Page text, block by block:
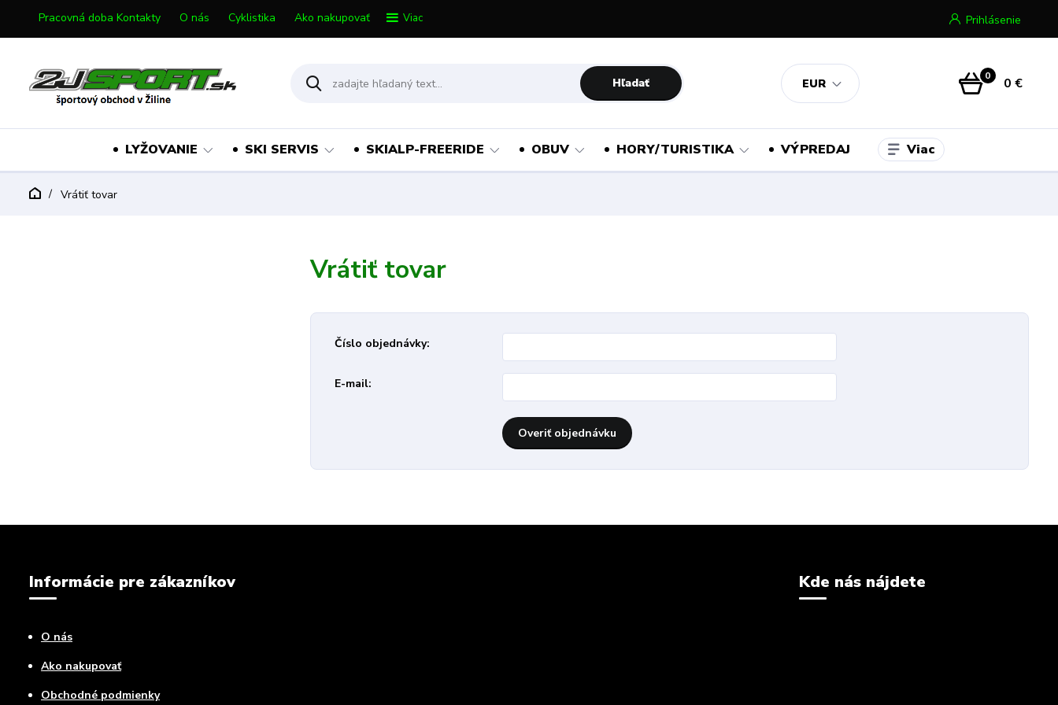
Pracovná doba Kontakty O nás Cyklistika Ako nakupovať Viac
EUR
Prihlásenie
Hľadať 0 0 €
LYŽOVANIE SKI SERVIS SKIALP-FREERIDE OBUV HORY/TURISTIKA VÝPREDAJ Viac
Vrátiť tovar
Vrátiť tovar
Číslo objednávky:
E-mail:
Overiť objednávku
Informácie pre zákazníkov
O nás
Ako nakupovať
Obchodné podmienky
Kde nás nájdete